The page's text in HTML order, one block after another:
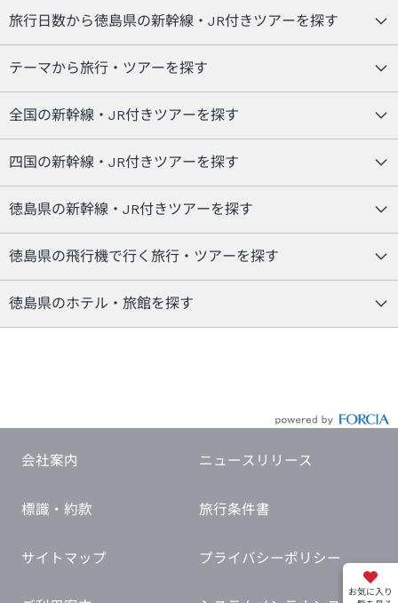
お気に入り
旅行日数から徳島県の新幹線・JR付きツアーを探す
テーマから旅行・ツアーを探す
全国の新幹線・JR付きツアーを探す
四国の新幹線・JR付きツアーを探す
徳島県の新幹線・JR付きツアーを探す
徳島県の飛行機で行く旅行・ツアーを探す
徳島県のホテル・旅館を探す
会社案内 ニュースリリース
標識・約款 旅行条件書
サイトマップ プライバシーポリシー